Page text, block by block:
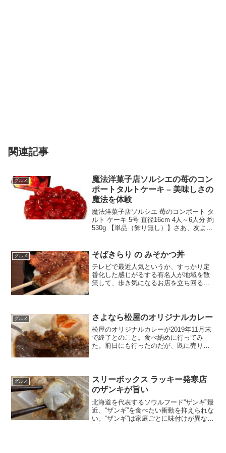
関連記事
グルメ
魔法洋菓子店ソルシエの苺のコン
ポートタルトケーキ – 美味しさの
魔法を体験
魔法洋菓子店ソルシエ 苺のコンポート タ
ルト ケーキ 5号 直径16cm 4人～6人分 約
530g 【単品（飾り無し）】さあ、友よ、
ただのタルトではない。ペルー産の新
鮮...
グルメ そばきらり の みそかつ丼
テレビで最近人気というか、すっかり定
番化した感じがるする有名人が地域を散
策して、歩き気になるお店を立ち回る番
（HBC）の情報番...
グルメ さよなら松屋のオリジナルカレー
松屋のオリジナルカレーが2019年11月末
で終了とのこと。食べ納めに行ってみ
た。前日にも行ったのだが、既に売り切
朝7：30に再訪。...
グルメ
スリーボックス ラッキー発寒店
のザンキが旨い
北海道を代表するソウルフード“ザンギ”最
近、“ザンギ”を食べたい衝動を抑えられな
い。“ザンギ”は家庭ごとに味付けが異な